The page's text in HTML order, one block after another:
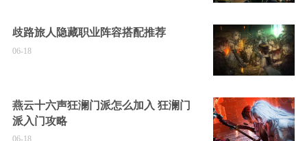
歧路旅人隐藏职业阵容搭配推荐
06-18
燕云十六声狂澜门派怎么加入 狂澜门
派入门攻略